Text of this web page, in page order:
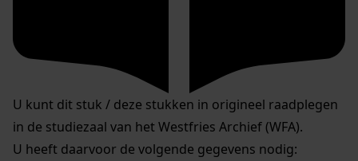
U kunt dit stuk / deze stukken in origineel raadplegen
in de studiezaal van het Westfries Archief (WFA).
U heeft daarvoor de volgende gegevens nodig: